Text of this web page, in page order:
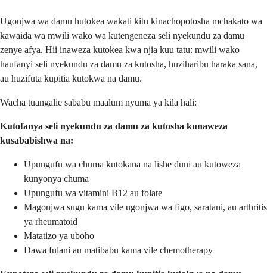
Ugonjwa wa damu hutokea wakati kitu kinachopotosha mchakato wa
kawaida wa mwili wako wa kutengeneza seli nyekundu za damu
zenye afya. Hii inaweza kutokea kwa njia kuu tatu: mwili wako
haufanyi seli nyekundu za damu za kutosha, huziharibu haraka sana,
au huzifuta kupitia kutokwa na damu.
Wacha tuangalie sababu maalum nyuma ya kila hali:
Kutofanya seli nyekundu za damu za kutosha kunaweza
kusababishwa na:
Upungufu wa chuma kutokana na lishe duni au kutoweza
kunyonya chuma
Upungufu wa vitamini B12 au folate
Magonjwa sugu kama vile ugonjwa wa figo, saratani, au arthritis
ya rheumatoid
Matatizo ya uboho
Dawa fulani au matibabu kama vile chemotherapy